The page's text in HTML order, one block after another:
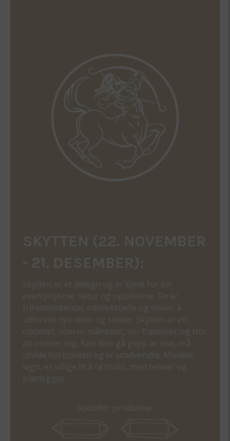
SKYTTEN (22. NOVEMBER
- 21. DESEMBER):
Skytten er et ildtegn og er kjent for sin
eventyrlystne natur og optimisme. De er
frihetselskende, intellektuelle og elsker å
utforske nye ideer og steder. Skytten er en
optimist, som er målrettet, ser framover og tror
alt ordner seg. Kan ikke gå glipp av noe, må
utvide horisonten og er utadvendte. Misliker
løgn, er villige til å ta risiko, men tenker og
planlegger.
Sodalitt-produkter